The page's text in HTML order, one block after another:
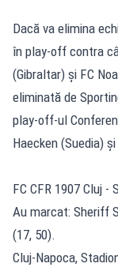
Dacă va elimina
în play-off contra
(Gibraltar) și FC
eliminată de
play-off-ul
Haecken (Suedia)
FC CFR 1907 Cluj -
Au marcat: Sheriff
(17, 50).
Cluj-Napoca,